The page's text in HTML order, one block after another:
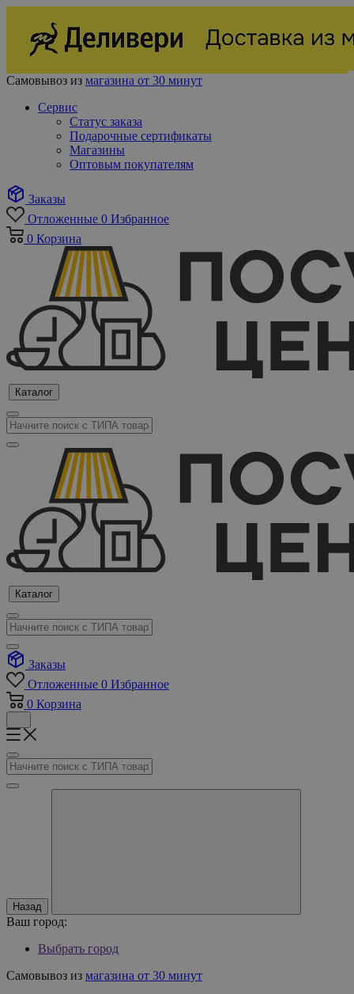
Самовывоз из магазина от 30 минут
Сервис
Статус заказа
Подарочные сертификаты
Магазины
Оптовым покупателям
Заказы
Отложенные 0 Избранное
0 Корзина
Каталог
Каталог
Заказы
Отложенные 0 Избранное
0 Корзина
Назад
Ваш город:
Выбрать город
Самовывоз из магазина от 30 минут